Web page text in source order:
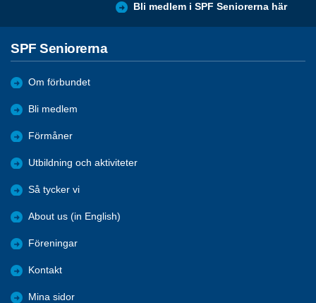
Bli medlem i SPF Seniorerna här
SPF Seniorerna
Om förbundet
Bli medlem
Förmåner
Utbildning och aktiviteter
Så tycker vi
About us (in English)
Föreningar
Kontakt
Mina sidor